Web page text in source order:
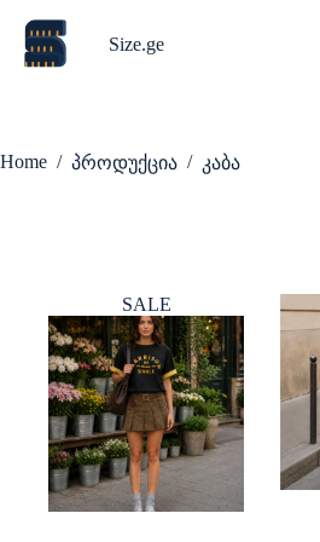
content
Size.ge
Home / პროდუქცია / კაბა
SALE